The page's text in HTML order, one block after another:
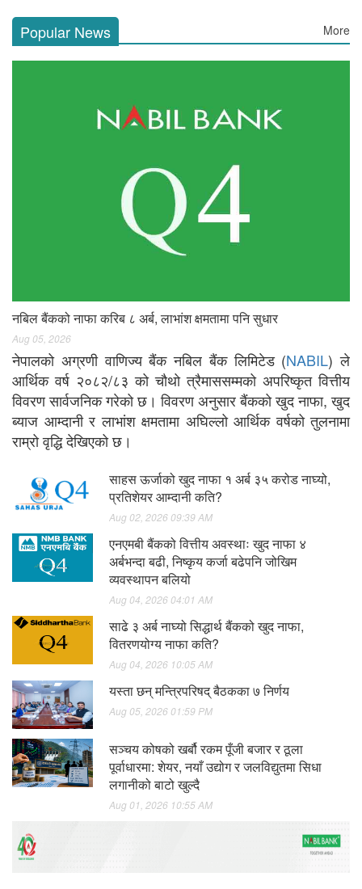
Popular News More
नबिल बैंकको नाफा करिब ८ अर्ब, लाभांश क्षमतामा पनि सुधार
Aug 05, 2026
नेपालको अग्रणी वाणिज्य बैंक नबिल बैंक लिमिटेड (NABIL) ले
आर्थिक वर्ष २०८२/८३ को चौथो त्रैमाससम्मको अपरिष्कृत वित्तीय
विवरण सार्वजनिक गरेको छ। विवरण अनुसार बैंकको खुद नाफा, खुद
ब्याज आम्दानी र लाभांश क्षमतामा अघिल्लो आर्थिक वर्षको तुलनामा
राम्रो वृद्धि देखिएको छ।
साहस ऊर्जाको खुद नाफा १ अर्ब ३५ करोड नाघ्यो,
प्रतिशेयर आम्दानी कति?
Aug 02, 2026 09:39 AM
एनएमबी बैंकको वित्तीय अवस्थाः खुद नाफा ४
अर्बभन्दा बढी, निष्कृय कर्जा बढेपनि जोखिम
व्यवस्थापन बलियो
Aug 04, 2026 04:01 AM
साढे ३ अर्ब नाघ्यो सिद्धार्थ बैंकको खुद नाफा,
वितरणयोग्य नाफा कति?
Aug 04, 2026 10:05 AM
यस्ता छन् मन्त्रिपरिषद् बैठकका ७ निर्णय
Aug 05, 2026 01:59 PM
सञ्चय कोषको खर्बौ रकम पूँजी बजार र ठूला
पूर्वाधारमा: शेयर, नयाँ उद्योग र जलविद्युतमा सिधा
लगानीको बाटो खुल्दै
Aug 01, 2026 10:55 AM